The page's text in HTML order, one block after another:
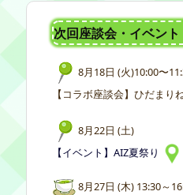
次回座談会・イベント
8月18日 (火)10:00〜
【コラボ座談会】ひだまり
8月22日 (土)
【イベント】AIZ夏祭り
8月27日 (木) 13:30～